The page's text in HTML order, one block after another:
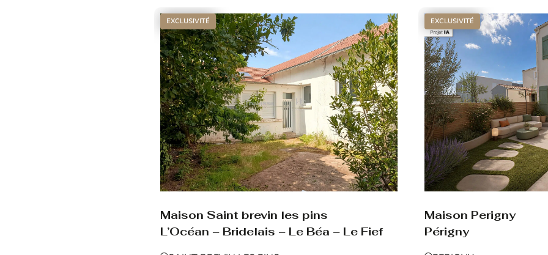
EXCLUSIVITÉ
Maison Saint brevin les pins
L’Océan – Bridelais – Le Béa – Le Fief
EXCLUSIVITÉ
Maison Perigny
Périgny